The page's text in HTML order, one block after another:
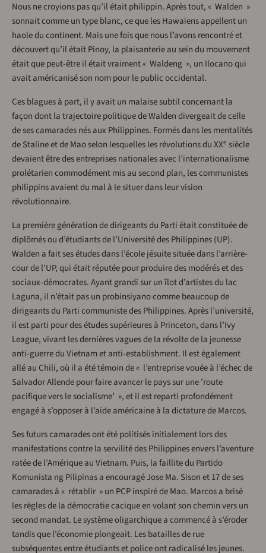
Nous ne croyions pas qu’il était philippin. Après tout, « Walden »
sonnait comme un type blanc, ce que les Hawaïens appellent un
haole du continent. Mais une fois que nous l’avons rencontré et
découvert qu’il était Pinoy, la plaisanterie au sein du mouvement
était que peut-être il était vraiment « Waldeng », un Ilocano qui
avait américanisé son nom pour le public occidental.
Ces blagues à part, il y avait un malaise subtil concernant la
façon dont la trajectoire politique de Walden divergeait de celle
de ses camarades nés aux Philippines. Formés dans les mentalités
de Staline et de Mao selon lesquelles les révolutions du XXe siècle
devaient être des entreprises nationales avec l’internationalisme
prolétarien commodément mis au second plan, les communistes
philippins avaient du mal à le situer dans leur vision
révolutionnaire.
La première génération de dirigeants du Parti était constituée de
diplômés ou d’étudiants de l’Université des Philippines (UP).
Walden a fait ses études dans l’école jésuite située dans l’arrière-
cour de l’UP, qui était réputée pour produire des modérés et des
sociaux-démocrates. Ayant grandi sur un îlot d’artistes du lac
Laguna, il n’était pas un probinsiyano comme beaucoup de
dirigeants du Parti communiste des Philippines. Après l’université,
il est parti pour des études supérieures à Princeton, dans l’Ivy
League, vivant les dernières vagues de la révolte de la jeunesse
anti-guerre du Vietnam et anti-establishment. Il est également
allé au Chili, où il a été témoin de « l’entreprise vouée à l’échec de
Salvador Allende pour faire avancer le pays sur une ’route
pacifique vers le socialisme’ », et il est reparti profondément
engagé à s’opposer à l’aide américaine à la dictature de Marcos.
Ses futurs camarades ont été politisés initialement lors des
manifestations contre la servilité des Philippines envers l’aventure
ratée de l’Amérique au Vietnam. Puis, la faillite du Partido
Komunista ng Pilipinas a encouragé Jose Ma. Sison et 17 de ses
camarades à « rétablir » un PCP inspiré de Mao. Marcos a brisé
les règles de la démocratie cacique en volant son chemin vers un
second mandat. Le système oligarchique a commencé à s’éroder
tandis que l’économie plongeait. Les batailles de rue
subséquentes entre étudiants et police ont radicalisé les jeunes.